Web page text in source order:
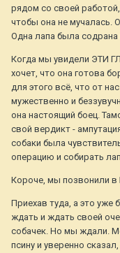
рядом со своей
чтобы она не мучалась.
Одна лапа была содрана
Когда мы увидели ЭТИ
хочет, что она готова
для этого всё, что от
мужественно и
она настоящий боец.
свой вердикт -
собаки была
операцию и собирать
Короче, мы позвонили в
Приехав туда, а это уже
ждать и ждать своей
собачек. Но мы ждали.
псину и уверенно